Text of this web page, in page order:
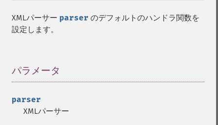
XMLパーサー parser のデフォルトのハンドラ関数を
設定します。
パラメータ
parser
XMLパーサー